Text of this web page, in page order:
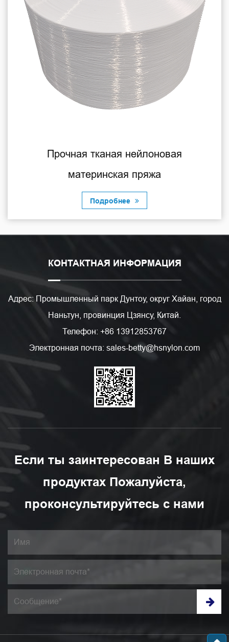
Прочная тканая нейлоновая
материнская пряжа
Подробнее
КОНТАКТНАЯ ИНФОРМАЦИЯ
Адрес: Промышленный парк Дунтоу, округ Хайан, город
Наньтун, провинция Цзянсу, Китай.
Телефон: +86 13912853767
Электронная почта: sales-betty@hsnylon.com
Если ты заинтересован В наших
продуктах Пожалуйста,
проконсультируйтесь с нами